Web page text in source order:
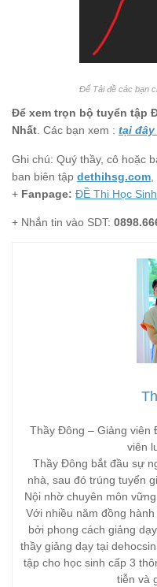
Để Tải đề các bạn
Để xem trọn bộ tuyển tập
Nhất. Các bạn xem : tại
Ghi chú: Quý thầy, cô hoặc
ban biên tập dethihsg.com
+ Fanpage: ĐỀ Thi Học
+ Nhắn tin vào SDT:
Thầy Đông – Giảng viên
viên
Thầy Đông bắt đầu sự
nhà, sau đó trúng tuyển
Nội nhờ chuyên môn
Với nhiều năm đồng
bởi phong cách giảng
thầy giảng dạy tại
tập cho học sinh cấp 3
tiễn và